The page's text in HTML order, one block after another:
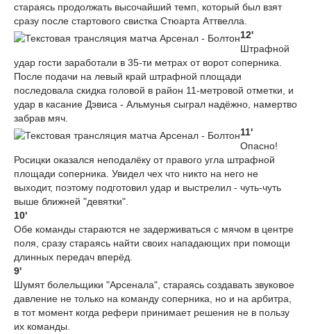
стараясь продолжать высочайший темп, который был взят
сразу после стартового свистка Стюарта Аттвелла.
12'
Штрафной
удар гости заработали в 35-ти метрах от ворот соперника.
После подачи на левый край штрафной площади
последовала скидка головой в район 11-метровой отметки, и
удар в касание Дэвиса - Альмунья сыграл надёжно, намертво
забрав мяч.
11'
Опасно!
Росицки оказался неподалёку от правого угла штрафной
площади соперника. Увидел чех что никто на него не
выходит, поэтому подготовил удар и выстрелил - чуть-чуть
выше ближней "девятки".
10'
Обе команды стараются не задерживаться с мячом в центре
поля, сразу стараясь найти своих нападающих при помощи
длинных передач вперёд.
9'
Шумят болельщики "Арсенала", стараясь создавать звуковое
давление не только на команду соперника, но и на арбитра,
в тот момент когда рефери принимает решения не в пользу
их команды.